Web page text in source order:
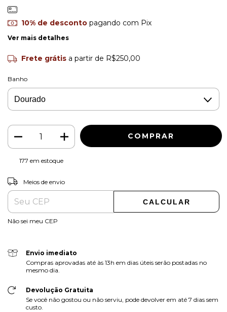
10% de descontopagando com Pix
Ver mais detalhes
Frete grátis a partir de R$250,00
Banho
177 em estoque
Entregas para o CEP:
Meios de envio
CALCULAR
Não sei meu CEP
Envio imediato
Compras aprovadas até às 13h em dias úteis serão postadas no
mesmo dia.
Devolução Gratuita
Se você não gostou ou não serviu, pode devolver em até 7 dias sem
custo.